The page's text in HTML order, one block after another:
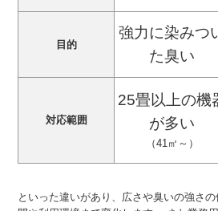
目的
強力に染みつ
た臭い
対応範囲
25畳以上の機
が多い
（41㎡～）
といった違いがあり、広さや臭いの強さ